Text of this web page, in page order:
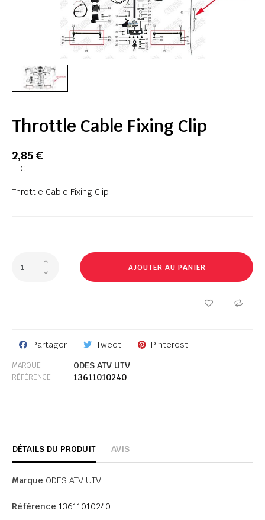
Throttle Cable Fixing Clip
2,85 €
TTC
Throttle Cable Fixing Clip
AJOUTER AU PANIER
Partager Tweet Pinterest
MARQUE ODES ATV UTV
RÉFÉRENCE 13611010240
DÉTAILS DU PRODUIT AVIS
Marque ODES ATV UTV
Référence 13611010240